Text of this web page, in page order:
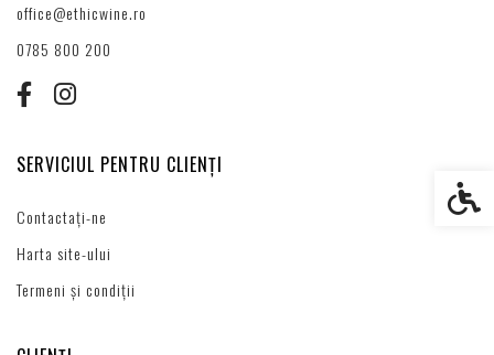
office@ethicwine.ro
0785 800 200
SERVICIUL PENTRU CLIENȚI
Contactați-ne
Harta site-ului
Termeni și condiții
Setări